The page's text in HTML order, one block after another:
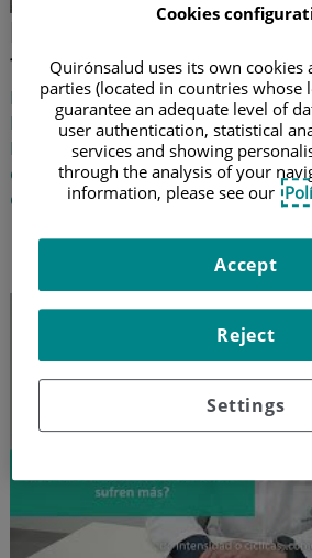
Prueba de esfuerzo
también para
El doctor Antonio Giner,
Física y Rehabilitación del Centro
Mercado Colón, destaca los
esfuerzo con gases. ¿Deberías
deportista amateur?
Cookies
Quirónsalud uses its own cookies
parties (located in countries whose
guarantee an adequate level of
user authentication, statistical
services and showing
through the analysis of your
information, please see our
Settings
Reject
Accept